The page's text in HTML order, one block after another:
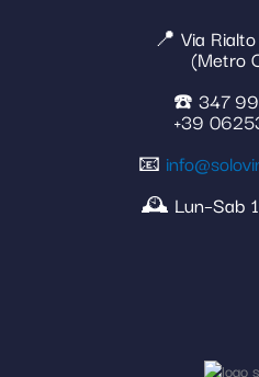
📍 Via
(Metro
☎️ 347
+39
📧
🕰️ Lun–Sab